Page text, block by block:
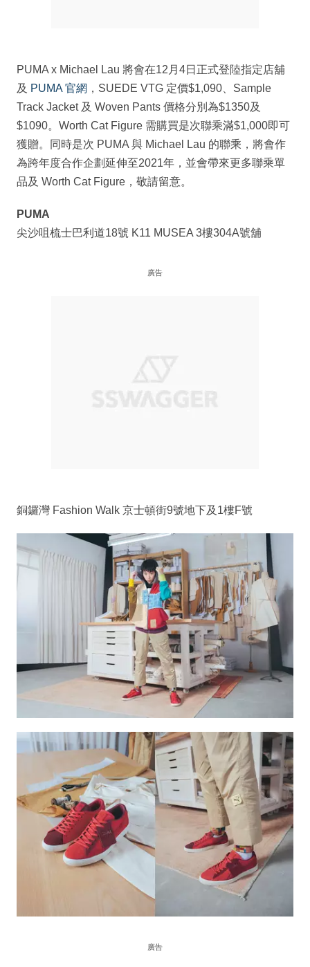
PUMA x Michael Lau 將會在12月4日正式登陸指定店舖
及 PUMA 官網 ，SUEDE VTG 定價$1,090、Sample
Track Jacket 及 Woven Pants 價格分別為$1350及
$1090。Worth Cat Figure 需購買是次聯乘滿$1,000即可
獲贈。同時是次 PUMA 與 Michael Lau 的聯乘，將會作
為跨年度合作企劃延伸至2021年，並會帶來更多聯乘單
品及 Worth Cat Figure，敬請留意。
PUMA
尖沙咀梳士巴利道18號 K11 MUSEA 3樓304A號舖
廣告
銅鑼灣 Fashion Walk 京士頓街9號地下及1樓F號
廣告